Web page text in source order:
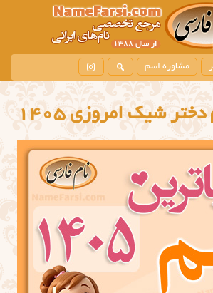
مشاوره اسم
شیک امروزی ۱۴۰۵